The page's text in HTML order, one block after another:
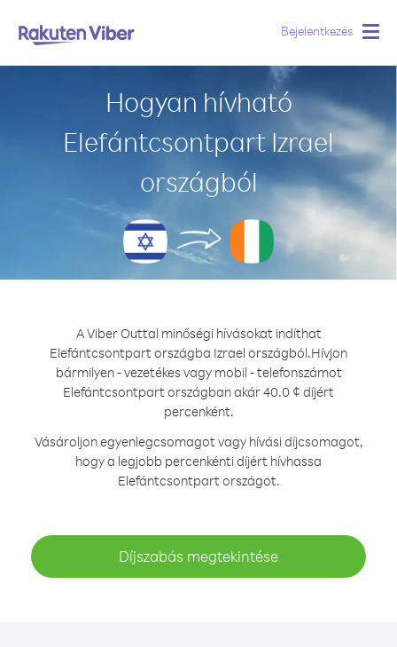
Bejelentkezés
Hogyan hívható
Elefántcsontpart Izrael
országból
A Viber Outtal minőségi hívásokat indíthat
Elefántcsontpart országba Izrael országból.Hívjon
bármilyen - vezetékes vagy mobil - telefonszámot
Elefántcsontpart országban akár 40.0 ¢ díjért
percenként.
Vásároljon egyenlegcsomagot vagy hívási díjcsomagot,
hogy a legjobb percenkénti díjért hívhassa
Elefántcsontpart országot.
Díjszabás megtekintése